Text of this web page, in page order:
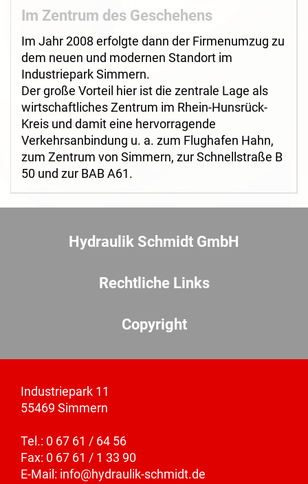
Im Zentrum des Geschehens
Im Jahr 2008 erfolgte dann der Firmenumzug zu
dem neuen und modernen Standort im
Industriepark Simmern.
Der große Vorteil hier ist die zentrale Lage als
wirtschaftliches Zentrum im Rhein-Hunsrück-
Kreis und damit eine hervorragende
Verkehrsanbindung u. a. zum Flughafen Hahn,
zum Zentrum von Simmern, zur Schnellstraße B
50 und zur BAB A61.
Hydraulik Schmidt GmbH
Rechtliche Links
Copyright
Industriepark 11
55469 Simmern
Tel.: 0 67 61 / 64 56
Fax: 0 67 61 / 1 33 90
E-Mail: info@hydraulik-schmidt.de